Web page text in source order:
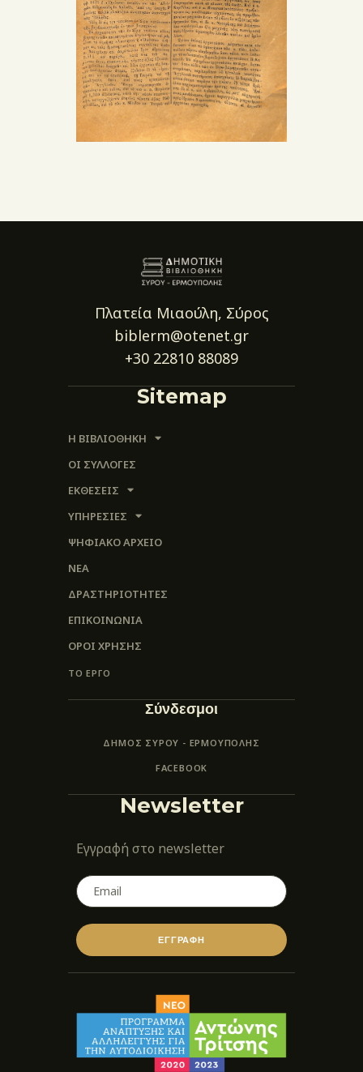
Πλατεία Μιαούλη, Σύρος
biblerm@otenet.gr
+30 22810 88089
Sitemap
Η ΒΙΒΛΙΟΘΗΚΗ
ΟΙ ΣΥΛΛΟΓΈΣ
ΕΚΘΕΣΕΙΣ
ΥΠΗΡΕΣΙΕΣ
ΨΗΦΙΑΚΌ ΑΡΧΕΊΟ
ΝΕΑ
ΔΡΑΣΤΗΡΙΟΤΗΤΕΣ
ΕΠΙΚΟΙΝΩΝΊΑ
ΌΡΟΙ ΧΡΉΣΗΣ
ΤΟ ΕΡΓΟ
Σύνδεσμοι
ΔΗΜΟΣ ΣΥΡΟΥ - ΕΡΜΟΎΠΟΛΗΣ
FACEBOOK
Newsletter
Εγγραφή στο newsletter
ΕΓΓΡΑΦΗ